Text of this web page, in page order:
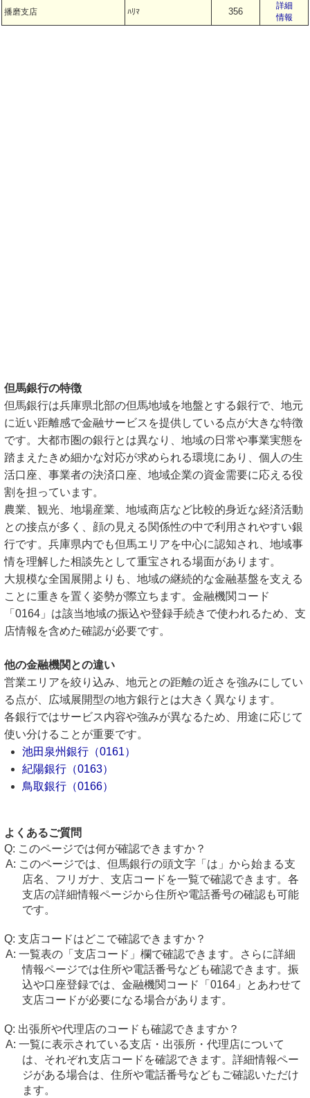
播磨支店 ﾊﾘﾏ 356
詳細
情報
但馬銀行の特徴
但馬銀行は兵庫県北部の但馬地域を地盤とする銀行で、地元
に近い距離感で金融サービスを提供している点が大きな特徴
です。大都市圏の銀行とは異なり、地域の日常や事業実態を
踏まえたきめ細かな対応が求められる環境にあり、個人の生
活口座、事業者の決済口座、地域企業の資金需要に応える役
割を担っています。
農業、観光、地場産業、地域商店など比較的身近な経済活動
との接点が多く、顔の見える関係性の中で利用されやすい銀
行です。兵庫県内でも但馬エリアを中心に認知され、地域事
情を理解した相談先として重宝される場面があります。
大規模な全国展開よりも、地域の継続的な金融基盤を支える
ことに重きを置く姿勢が際立ちます。金融機関コード
「0164」は該当地域の振込や登録手続きで使われるため、支
店情報を含めた確認が必要です。
他の金融機関との違い
営業エリアを絞り込み、地元との距離の近さを強みにしてい
る点が、広域展開型の地方銀行とは大きく異なります。
各銀行ではサービス内容や強みが異なるため、用途に応じて
使い分けることが重要です。
池田泉州銀行（0161）
紀陽銀行（0163）
鳥取銀行（0166）
よくあるご質問
このページでは何が確認できますか？
このページでは、但馬銀行の頭文字「は」から始まる支
店名、フリガナ、支店コードを一覧で確認できます。各
支店の詳細情報ページから住所や電話番号の確認も可能
です。
支店コードはどこで確認できますか？
一覧表の「支店コード」欄で確認できます。さらに詳細
情報ページでは住所や電話番号なども確認できます。振
込や口座登録では、金融機関コード「0164」とあわせて
支店コードが必要になる場合があります。
出張所や代理店のコードも確認できますか？
一覧に表示されている支店・出張所・代理店について
は、それぞれ支店コードを確認できます。詳細情報ペー
ジがある場合は、住所や電話番号などもご確認いただけ
ます。